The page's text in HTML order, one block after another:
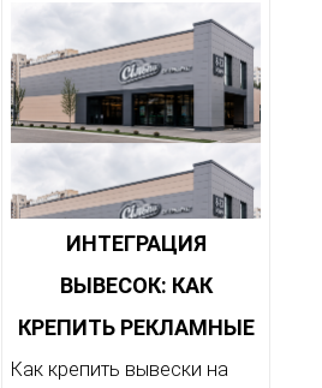
ИНТЕГРАЦИЯ
ВЫВЕСОК: КАК
КРЕПИТЬ РЕКЛАМНЫЕ
КОНСТРУКЦИИ НА
Как крепить вывески на